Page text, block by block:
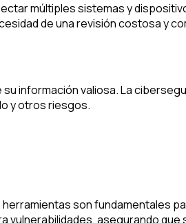
múltiples sistemas y
de una revisión costosa y
información valiosa. La
y otros riesgos.
son fundamentales
asegurando que